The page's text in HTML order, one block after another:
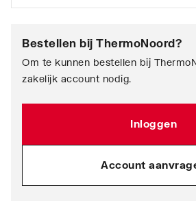
Bestellen bij ThermoNoord?
Om te kunnen bestellen bij
zakelijk account nodig.
Inloggen
Account